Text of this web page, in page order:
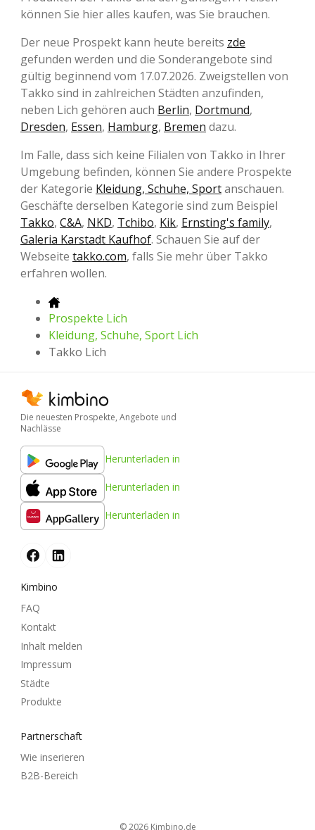
können Sie hier alles kaufen, was Sie brauchen.
Der neue Prospekt kann heute bereits zde
gefunden werden und die Sonderangebote sind
gültig beginnend vom 17.07.2026. Zweigstellen von
Takko sind in zahlreichen Städten anzufinden,
neben Lich gehören auch Berlin, Dortmund,
Dresden, Essen, Hamburg, Bremen dazu.
Im Falle, dass sich keine Filialen von Takko in Ihrer
Umgebung befinden, können Sie andere Prospekte
der Kategorie Kleidung, Schuhe, Sportanschauen.
Geschäfte derselben Kategorie sind zum Beispiel
Takko, C&A, NKD, Tchibo, Kik, Ernsting's family,
Galeria Karstadt Kaufhof. Schauen Sie auf der
Webseite takko.com, falls Sie mehr über Takko
erfahren wollen.
Prospekte Lich
Kleidung, Schuhe, Sport Lich
Takko Lich
Die neuesten Prospekte, Angebote und
Nachlässe
Herunterladen in
Herunterladen in
Herunterladen in
Kimbino
FAQ
Kontakt
Inhalt melden
Impressum
Städte
Produkte
Partnerschaft
Wie inserieren
B2B-Bereich
© 2026 kimbino.de